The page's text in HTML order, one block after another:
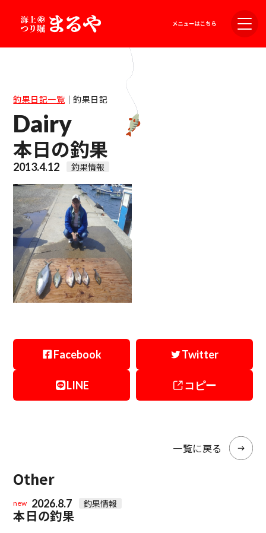
釣果日記一覧｜釣果日記
Dairy
本日の釣果
2013.4.12 釣果情報
Facebook Twitter
LINE コピー
一覧に戻る
Other
new 2026.8.7 釣果情報
本日の釣果